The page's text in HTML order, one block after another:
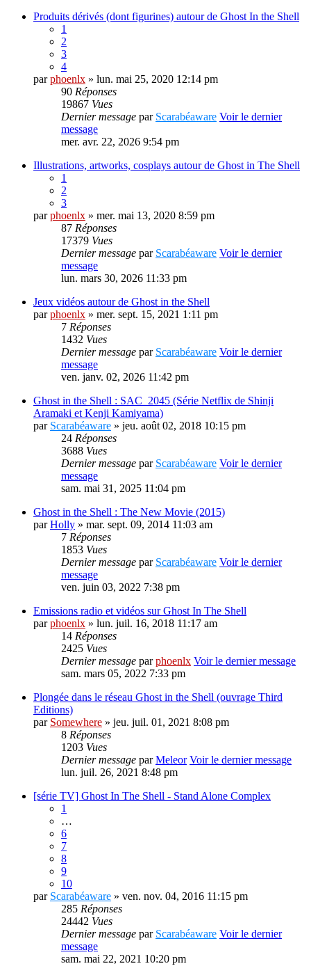
Produits dérivés (dont figurines) autour de Ghost In the Shell
1
2
3
4
parphoenlx » lun. mai 25, 2020 12:14 pm
90 Réponses
19867 Vues
Dernier message par Scarabéaware Voir le dernier
message
mer. avr. 22, 2026 9:54 pm
Illustrations, artworks, cosplays autour de Ghost in The Shell
1
2
3
parphoenlx » mer. mai 13, 2020 8:59 pm
87 Réponses
17379 Vues
Dernier message par Scarabéaware Voir le dernier
message
lun. mars 30, 2026 11:33 pm
Jeux vidéos autour de Ghost in the Shell
parphoenlx » mer. sept. 15, 2021 1:11 pm
7 Réponses
1432 Vues
Dernier message par Scarabéaware Voir le dernier
message
ven. janv. 02, 2026 11:42 pm
Ghost in the Shell : SAC_2045 (Série Netflix de Shinji
Aramaki et Kenji Kamiyama)
par Scarabéaware » jeu. août 02, 2018 10:15 pm
24 Réponses
3688 Vues
Dernier message par Scarabéaware Voir le dernier
message
sam. mai 31, 2025 11:04 pm
Ghost in the Shell : The New Movie (2015)
parHolly » mar. sept. 09, 2014 11:03 am
7 Réponses
1853 Vues
Dernier message par Scarabéaware Voir le dernier
message
ven. juin 03, 2022 7:38 pm
Emissions radio et vidéos sur Ghost In The Shell
parphoenlx » lun. juil. 16, 2018 11:17 am
14 Réponses
2425 Vues
Dernier message parphoenlx Voir le dernier message
sam. mars 05, 2022 7:33 pm
Plongée dans le réseau Ghost in the Shell (ouvrage Third
Editions)
par Somewhere » jeu. juil. 01, 2021 8:08 pm
8 Réponses
1203 Vues
Dernier message parMeleor Voir le dernier message
lun. juil. 26, 2021 8:48 pm
[série TV] Ghost In The Shell - Stand Alone Complex
1
…
6
7
8
9
10
par Scarabéaware » ven. nov. 04, 2016 11:15 pm
285 Réponses
24442 Vues
Dernier message par Scarabéaware Voir le dernier
message
sam. mai 22, 2021 10:20 pm